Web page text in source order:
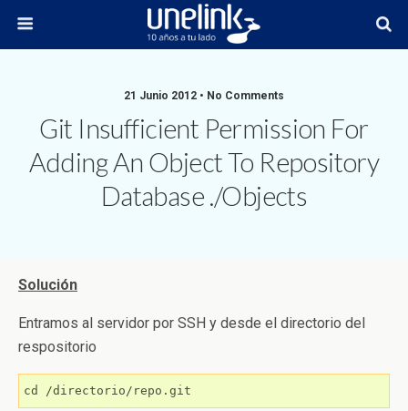
21 Junio 2012 • No Comments
Git Insufficient Permission For
Adding An Object To Repository
Database ./objects
Solución
Entramos al servidor por SSH y desde el directorio del
respositorio